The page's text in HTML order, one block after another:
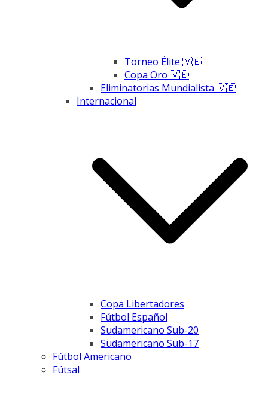
Torneo Élite 🇻🇪
Copa Oro 🇻🇪
Eliminatorias Mundialista 🇻🇪
Internacional
Copa Libertadores
Fútbol Español
Sudamericano Sub-20
Sudamericano Sub-17
Fútbol Americano
Fútsal